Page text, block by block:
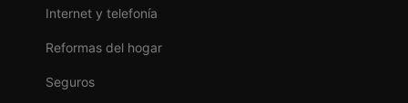
Internet y telefonía
Reformas del hogar
Seguros